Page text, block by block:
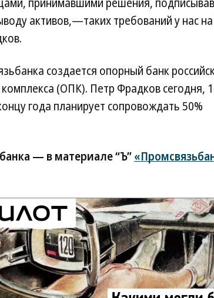
активов,—таких требований у нас
создается опорный банк
(ОПК). Петр Фрадков сегодня,
года планирует сопровождать 50%
— в материале “Ъ”